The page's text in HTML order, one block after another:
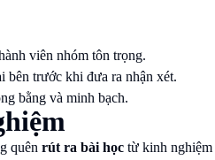
viên nhóm tôn trọng.
bên trước khi đưa ra nhận xét.
bằng và minh bạch.
quên rút ra bài học từ kinh nghiệm